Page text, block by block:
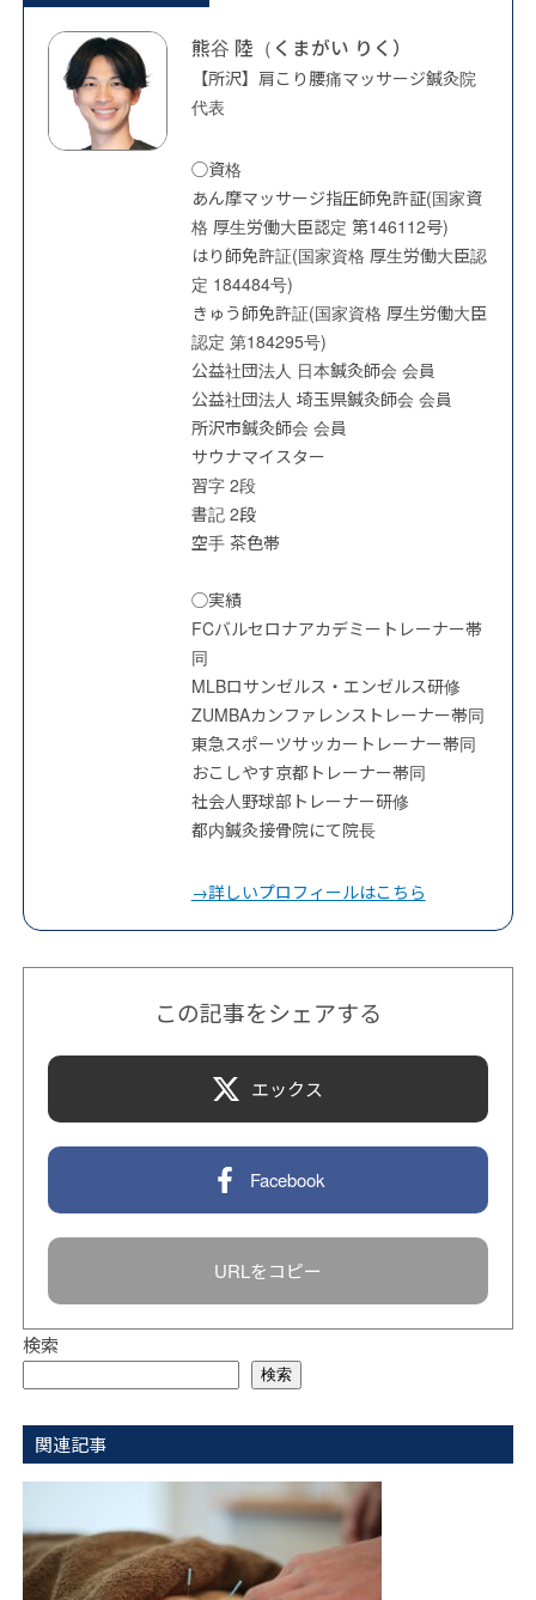
熊谷 陸（くまがい りく）
【所沢】肩こり腰痛マッサージ鍼灸院
代表
◯資格
あん摩マッサージ指圧師免許証(国家資
格 厚生労働大臣認定 第146112号)
はり師免許証(国家資格 厚生労働大臣認
定 184484号)
きゅう師免許証(国家資格 厚生労働大臣
認定 第184295号)
公益社団法人 日本鍼灸師会 会員
公益社団法人 埼玉県鍼灸師会 会員
所沢市鍼灸師会 会員
サウナマイスター
習字 2段
書記 2段
空手 茶色帯
◯実績
FCバルセロナアカデミートレーナー帯
同
MLBロサンゼルス・エンゼルス研修
ZUMBAカンファレンストレーナー帯同
東急スポーツサッカートレーナー帯同
おこしやす京都トレーナー帯同
社会人野球部トレーナー研修
都内鍼灸接骨院にて院長
→詳しいプロフィールはこちら
この記事をシェアする
エックス
Facebook
URLをコピー
検索
検索
関連記事